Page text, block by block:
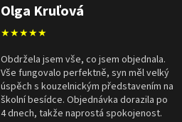
Olga Kruľová
★★★★★
Obdržela jsem vše, co jsem objednala.
Vše fungovalo perfektně, syn měl velký
úspěch s kouzelnickým představením na
školní besídce. Objednávka dorazila po
4 dnech, takže naprostá spokojenost.